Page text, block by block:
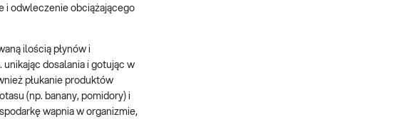
i odwleczenie obciążającego
ilością płynów i
dosalania i gotując w
płukanie produktów
(np. banany, pomidory) i
wapnia w organizmie,